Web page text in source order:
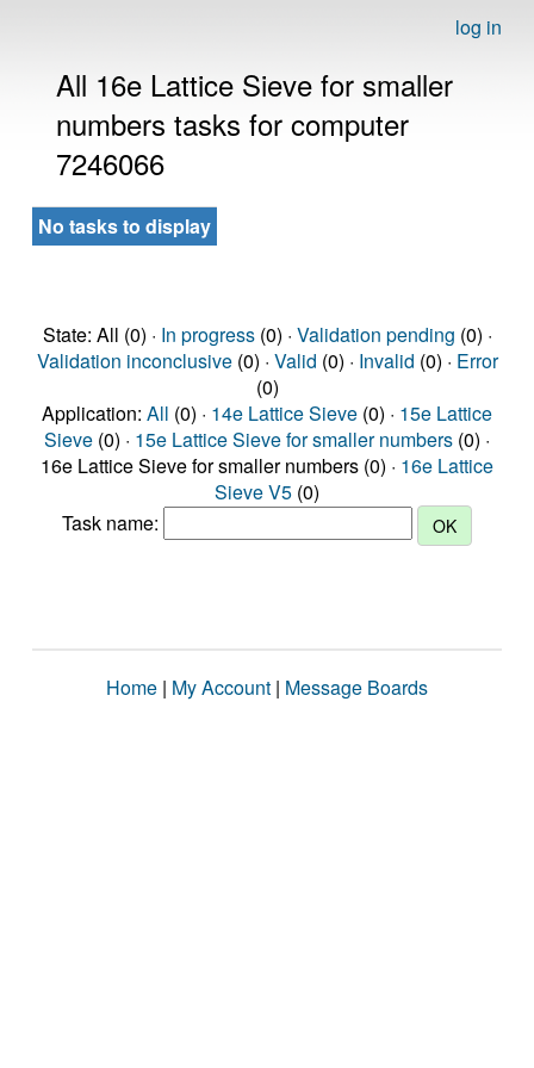
log in
All 16e Lattice Sieve for smaller
numbers tasks for computer
7246066
No tasks to display
State: All (0) · In progress(0) · Validation pending (0) ·
Validation inconclusive(0) · Valid (0) · Invalid (0) · Error
(0)
Application: All (0) · 14e Lattice Sieve (0) · 15e Lattice
Sieve (0) · 15e Lattice Sieve for smaller numbers (0) ·
16e Lattice Sieve for smaller numbers (0) · 16e Lattice
Sieve V5 (0)
Task name:
Home | My Account | Message Boards